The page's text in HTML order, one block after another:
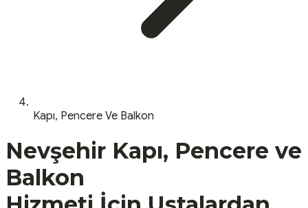
Kapı, Pencere Ve Balkon
Nevşehir Kapı, Pencere ve
Balkon